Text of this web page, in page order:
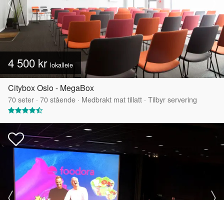
4 500 kr lokalleie
Citybox Oslo - MegaBox
70seter · 70stående · Medbrakt mat tillatt · Tilbyr servering